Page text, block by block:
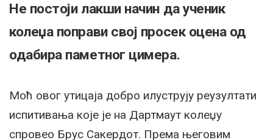
Не постоји лакши начин да ученик
колеџа поправи свој просек оцена од
одабира паметног цимера.
Моћ овог утицаја добро илуструју реузултати
испитивања које је на Дартмаут колеџу
спровео Брус Сакердот. Према његовим